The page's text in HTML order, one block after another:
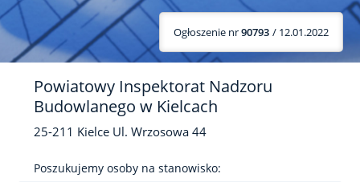
Ogłoszenie nr90793 / 12.01.2022
Powiatowy Inspektorat Nadzoru
Budowlanego w Kielcach
25-211 Kielce Ul. Wrzosowa 44
Poszukujemy osoby na stanowisko: